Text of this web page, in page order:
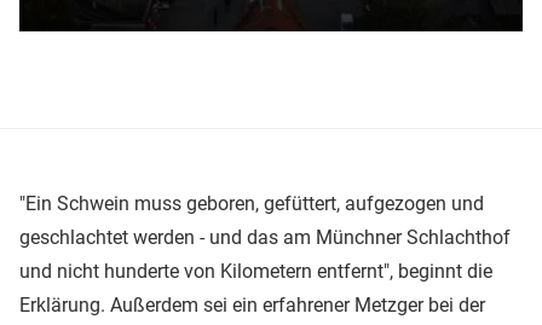
"Ein Schwein muss geboren, gefüttert, aufgezogen und
geschlachtet werden - und das am Münchner Schlachthof
und nicht hunderte von Kilometern entfernt", beginnt die
Erklärung. Außerdem sei ein erfahrener Metzger bei der